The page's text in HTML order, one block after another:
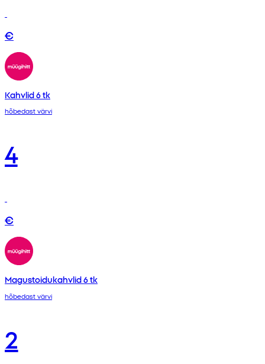
€
Kahvlid 6 tk
hõbedast värvi
4
€
Magustoidukahvlid 6 tk
hõbedast värvi
2